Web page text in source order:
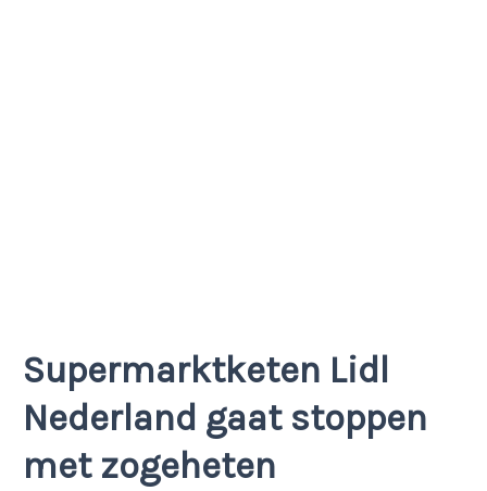
Supermarktketen Lidl
Nederland gaat stoppen
met zogeheten